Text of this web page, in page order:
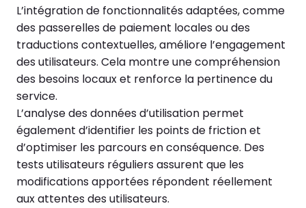
L’intégration de fonctionnalités adaptées, comme
des passerelles de paiement locales ou des
traductions contextuelles, améliore l’engagement
des utilisateurs. Cela montre une compréhension
des besoins locaux et renforce la pertinence du
service.
L’analyse des données d’utilisation permet
également d’identifier les points de friction et
d’optimiser les parcours en conséquence. Des
tests utilisateurs réguliers assurent que les
modifications apportées répondent réellement
aux attentes des utilisateurs.